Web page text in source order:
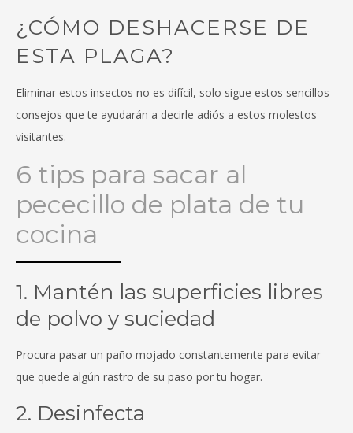
¿CÓMO DESHACERSE DE
ESTA PLAGA?
Eliminar estos insectos no es difícil, solo sigue estos sencillos
consejos que te ayudarán a decirle adiós a estos molestos
visitantes.
6 tips para sacar al
pececillo de plata de tu
cocina
1. Mantén las superficies libres
de polvo y suciedad
Procura pasar un paño mojado constantemente para evitar
que quede algún rastro de su paso por tu hogar.
2. Desinfecta